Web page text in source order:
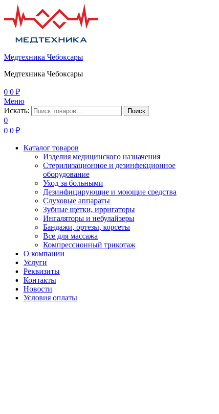
Медтехника Чебоксары
Медтехника Чебоксары
0 0 ₽
Меню
Искать:
Поиск
0
0 0 ₽
Каталог товаров
Изделия медицинского назначения
Стерилизационное и дезинфекционное
оборудование
Уход за больными
Дезинфицирующие и моющие средства
Слуховые аппараты
Зубные щетки, ирригаторы
Ингаляторы и небулайзеры
Бандажи, ортезы, корсеты
Все для массажа
Компрессионный трикотаж
О компании
Услуги
Реквизиты
Контакты
Новости
Условия оплаты